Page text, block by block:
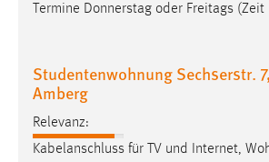
Termine Donnerstag oder Freitags (Zeit
Studentenwohnung Sechserstr.
Amberg
Relevanz:
Kabelanschluss für TV und Internet,
Cookie Laufzeit:
MibewSessionID, mibew-chat-frame-
5e9dbeb1811c0446 = Sitzungslaufzeit,
Jahre, MIBEW_UserID = 1 Jahr